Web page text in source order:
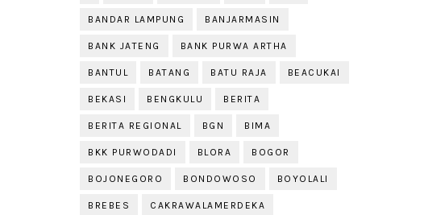
BANDAR LAMPUNG BANJARMASIN
BANK JATENG BANK PURWA ARTHA
BANTUL BATANG BATU RAJA BEACUKAI
BEKASI BENGKULU BERITA
BERITA REGIONAL BGN BIMA
BKK PURWODADI BLORA BOGOR
BOJONEGORO BONDOWOSO BOYOLALI
BREBES CAKRAWALAMERDEKA